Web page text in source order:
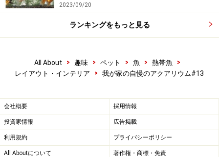
2023/09/20
ランキングをもっと見る
All About > 趣味 > ペット > 魚 > 熱帯魚
>
レイアウト・インテリア
> 我が家の自慢のアクアリウム#13
会社概要 採用情報
投資家情報 広告掲載
利用規約 プライバシーポリシー
All Aboutについて 著作権・商標・免責